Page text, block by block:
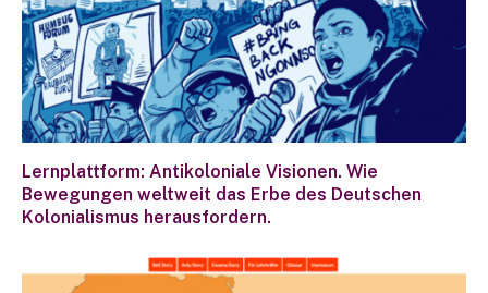
Lernplattform: Antikoloniale Visionen. Wie
Bewegungen weltweit das Erbe des Deutschen
Kolonialismus herausfordern.